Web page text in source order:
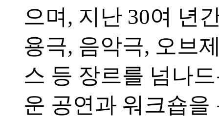
으며, 지난 30여 년
용극, 음악극, 오브
스 등 장르를 넘나
운 공연과 워크숍을